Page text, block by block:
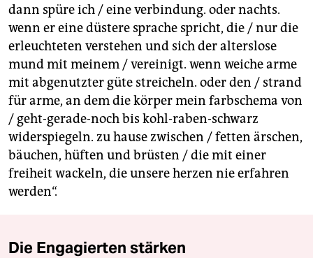
dann spüre ich / eine verbindung. oder nachts.
wenn er eine düstere sprache spricht, die / nur die
erleuchteten verstehen und sich der alterslose
mund mit meinem / vereinigt. wenn weiche arme
mit abgenutzter güte streicheln. oder den / strand
für arme, an dem die körper mein farbschema von
/ geht-gerade-noch bis kohl-raben-schwarz
widerspiegeln. zu hause zwischen / fetten ärschen,
bäuchen, hüften und brüsten / die mit einer
freiheit wackeln, die unsere herzen nie erfahren
werden“.
Die Engagierten stärken